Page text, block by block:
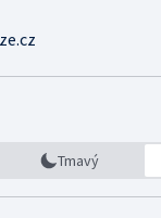
Tmavý